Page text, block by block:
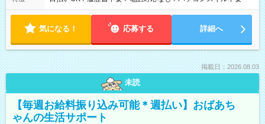
気になる！ 応募する 詳細へ
掲載日：2026.08.03
未読
【毎週お給料振り込み可能＊週払い】おばあち
ゃんの生活サポート